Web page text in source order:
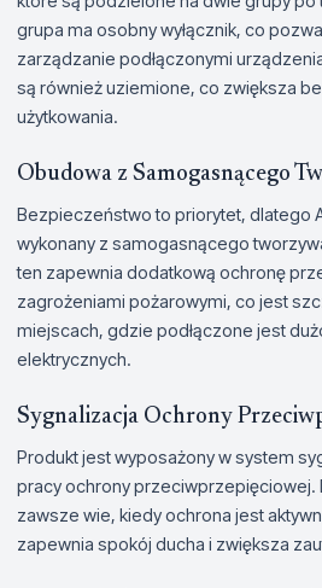
grupa ma osobny wyłącznik, co
zarządzanie podłączonymi
są również uziemione, co zwiększa
użytkowania.
Obudowa z Samogasnącego
Bezpieczeństwo to priorytet, dlatego
wykonany z samogasnącego
ten zapewnia dodatkową ochronę
zagrożeniami pożarowymi, co jest
miejscach, gdzie podłączone jest
elektrycznych.
Sygnalizacja Ochrony
Produkt jest wyposażony w system
pracy ochrony przeciwprzepięciowej.
zawsze wie, kiedy ochrona jest
zapewnia spokój ducha i zwiększa